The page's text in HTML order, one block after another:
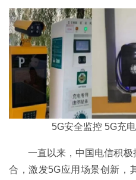
5G安全监控 5G充
一直以来，中国电信积
合，激发5G应用场景创新，